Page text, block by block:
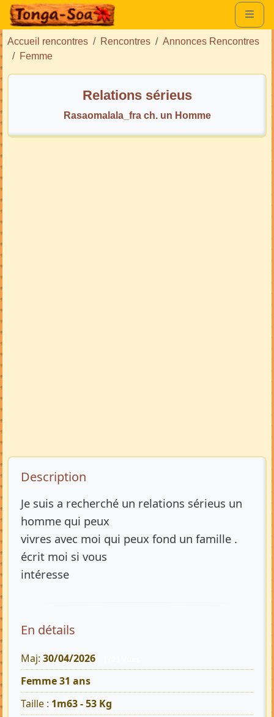
Accueil rencontres Rencontres
Annonces Rencontres
Femme
Relations sérieus
Rasaomalala_fra ch. un Homme
Description de l’annonce
Description
Je suis a recherché un relations sérieus un
homme qui peux
vivres avec moi qui peux fond un famille .
écrit moi si vous
intéresse
En détails
Maj: 30/04/2026
Femme 31 ans
Taille : 1m63 - 53 Kg